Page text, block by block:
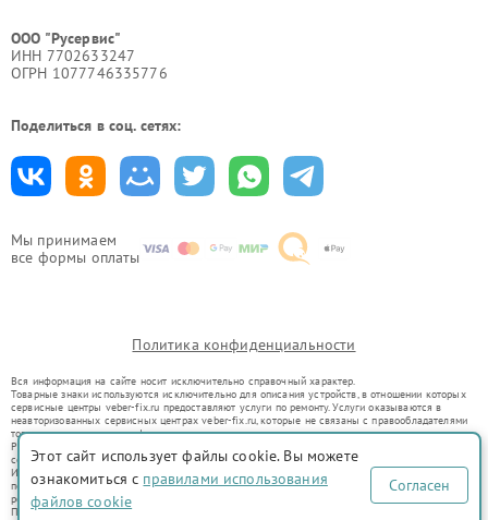
Мы принимаем
все формы оплаты
ООО "Русервис"
ИНН 7702633247
ОГРН 1077746335776
Поделиться в соц. сетях:
Политика конфиденциальности
Вся информация на сайте носит исключительно справочный характер.
Товарные знаки используются исключительно для описания устройств, в отношении которых
сервисные центры veber-fix.ru предоставляют услуги по ремонту. Услуги оказываются в
неавторизованных сервисных центрах veber-fix.ru, которые не связаны с правообладателями
товарных знаков или их официальными представителями.
Ремонт осуществляется для устройств, уже введенных в гражданский оборот в соответствии
со статьей 1487 ГК РФ.
Использование товарных знаков не преследует цели индивидуализации услуг или введения
потребителей в заблуждение, а служит для информирования о предоставляемых услугах по
ремонту техники указанных брендов.
Представленная на сайте информация не является публичной офертой, определяемой
Этот сайт использует файлы cookie. Вы можете
ознакомиться с правилами использования
файлов cookie
Согласен